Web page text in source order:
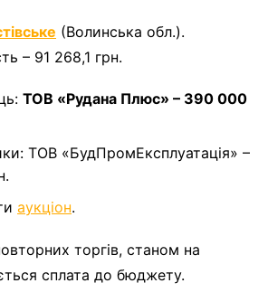
(Волинська обл.).
– 91 268,1 грн.
ТОВ «Рудана Плюс» – 390 000
ТОВ «БудПромЕксплуатація» –
аукціон.
торгів, станом на
сплата до бюджету.